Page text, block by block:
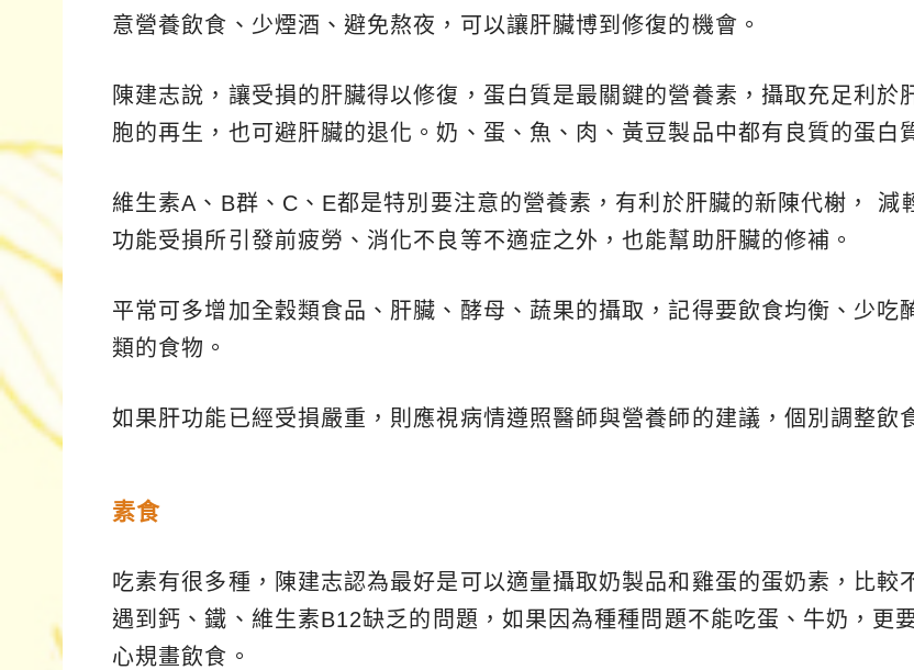
意營養飲食、少煙酒、避免熬夜，可以讓肝臟博到修復的機會。
陳建志說，讓受損的肝臟得以修復，蛋白質是最關鍵的營養素，攝取充足利於
胞的再生，也可避肝臟的退化。奶、蛋、魚、肉、黃豆製品中都有良質的蛋白
維生素A、B群、C、E都是特別要注意的營養素，有利於肝臟的新陳代榭， 減
功能受損所引發前疲勞、消化不良等不適症之外，也能幫助肝臟的修補。
平常可多增加全穀類食品、肝臟、酵母、蔬果的攝取，記得要飲食均衡、少吃
類的食物。
如果肝功能已經受損嚴重，則應視病情遵照醫師與營養師的建議，個別調整飲
素食
吃素有很多種，陳建志認為最好是可以適量攝取奶製品和雞蛋的蛋奶素，比較
遇到鈣、鐵、維生素B12缺乏的問題，如果因為種種問題不能吃蛋、牛奶，更
心規畫飲食。